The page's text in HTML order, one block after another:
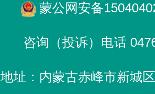
蒙公网安备
咨询（投诉）电话
地址：内蒙古赤峰市新城